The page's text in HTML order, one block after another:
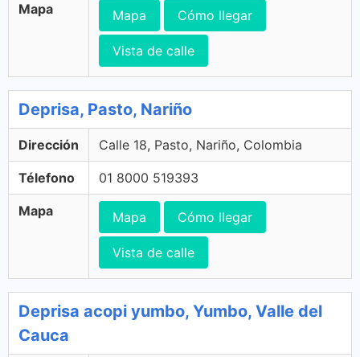
Mapa Mapa Cómo llegar
Vista de calle
Deprisa, Pasto, Nariño
Dirección Calle 18, Pasto, Nariño, Colombia
Télefono 01 8000 519393
Mapa Mapa Cómo llegar
Vista de calle
Deprisa acopi yumbo, Yumbo, Valle del
Cauca